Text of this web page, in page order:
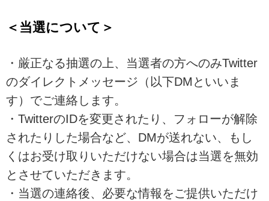
＜当選について＞
・厳正なる抽選の上、当選者の方へのみTwitter
のダイレクトメッセージ（以下DMといいま
す）でご連絡します。
・TwitterのIDを変更されたり、フォローが解除
されたりした場合など、DMが送れない、もし
くはお受け取りいただけない場合は当選を無効
とさせていただきます。
・当選の連絡後、必要な情報をご提供いただけ